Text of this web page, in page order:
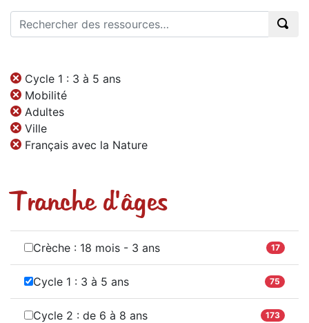
Cycle 1 : 3 à 5 ans
Mobilité
Adultes
Ville
Français avec la Nature
Tranche d'âges
Crèche : 18 mois - 3 ans 17
Cycle 1 : 3 à 5 ans 75
Cycle 2 : de 6 à 8 ans 173